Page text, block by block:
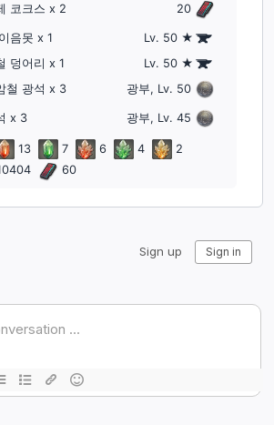
코크스 x 2 20
음못 x 1
Lv. 50 ★
덩어리 x 1
Lv. 50 ★
철 광석 x 3 광부, Lv. 50
x 3 광부, Lv. 45
13 7 6 4
2
60